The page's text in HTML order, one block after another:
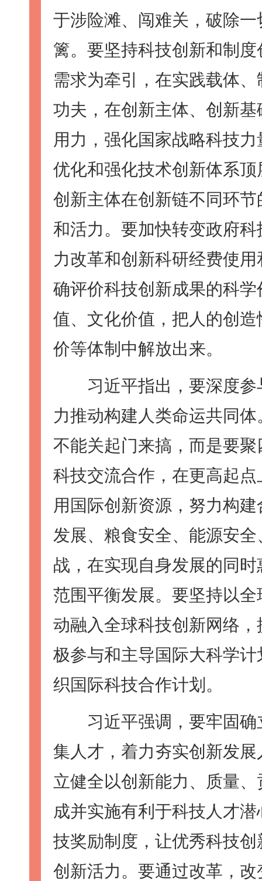
于涉险滩、闯难关，破除
篱。要坚持科技创新和制
需求为牵引，在实践载体
功夫，在创新主体、创新
用力，强化国家战略科技
优化和强化技术创新体系
创新主体在创新链不同环
和活力。要加快转变政府
力改革和创新科研经费使
确评价科技创新成果的科
值、文化价值，把人的创
价等体制中解放出来。
习近平指出，要深度参
力推动构建人类命运共同
不能关起门来搞，而是要
科技交流合作，在更高起
用国际创新资源，努力构
发展、粮食安全、能源安
战，在实现自身发展的同
范围平衡发展。要坚持以
动融入全球科技创新网络
极参与和主导国际大科学
织国际科技合作计划。
习近平强调，要牢固确
集人才，着力夯实创新发
立健全以创新能力、质量
成并实施有利于科技人才
技奖励制度，让优秀科技
创新活力。要通过改革，